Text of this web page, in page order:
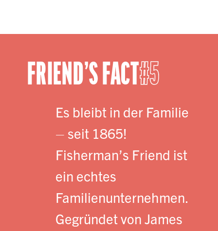
FRIEND’S FACT 5
Es bleibt in der Familie
– seit 1865!
Fisherman’s Friend ist
ein echtes
Familienunternehmen.
Gegründet von James